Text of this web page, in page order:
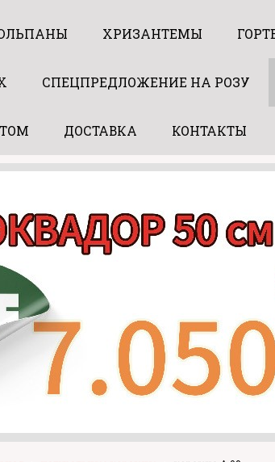
ХРИЗАНТЕМЫ
СПЕЦПРЕДЛОЖЕНИЕ НА РОЗУ
ДОСТАВКА КОНТАКТЫ